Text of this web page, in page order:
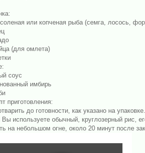
или копченая рыба (семга, лосось,
(для омлета)
соус
имбирь
приготовления:
до готовности, как указано на упаковке.
используете обычный, круглозерный рис,
на небольшом огне, около 20 минут после